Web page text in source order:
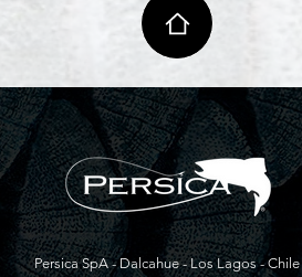
Persica SpA - Dalcahue - Los Lagos - Chile